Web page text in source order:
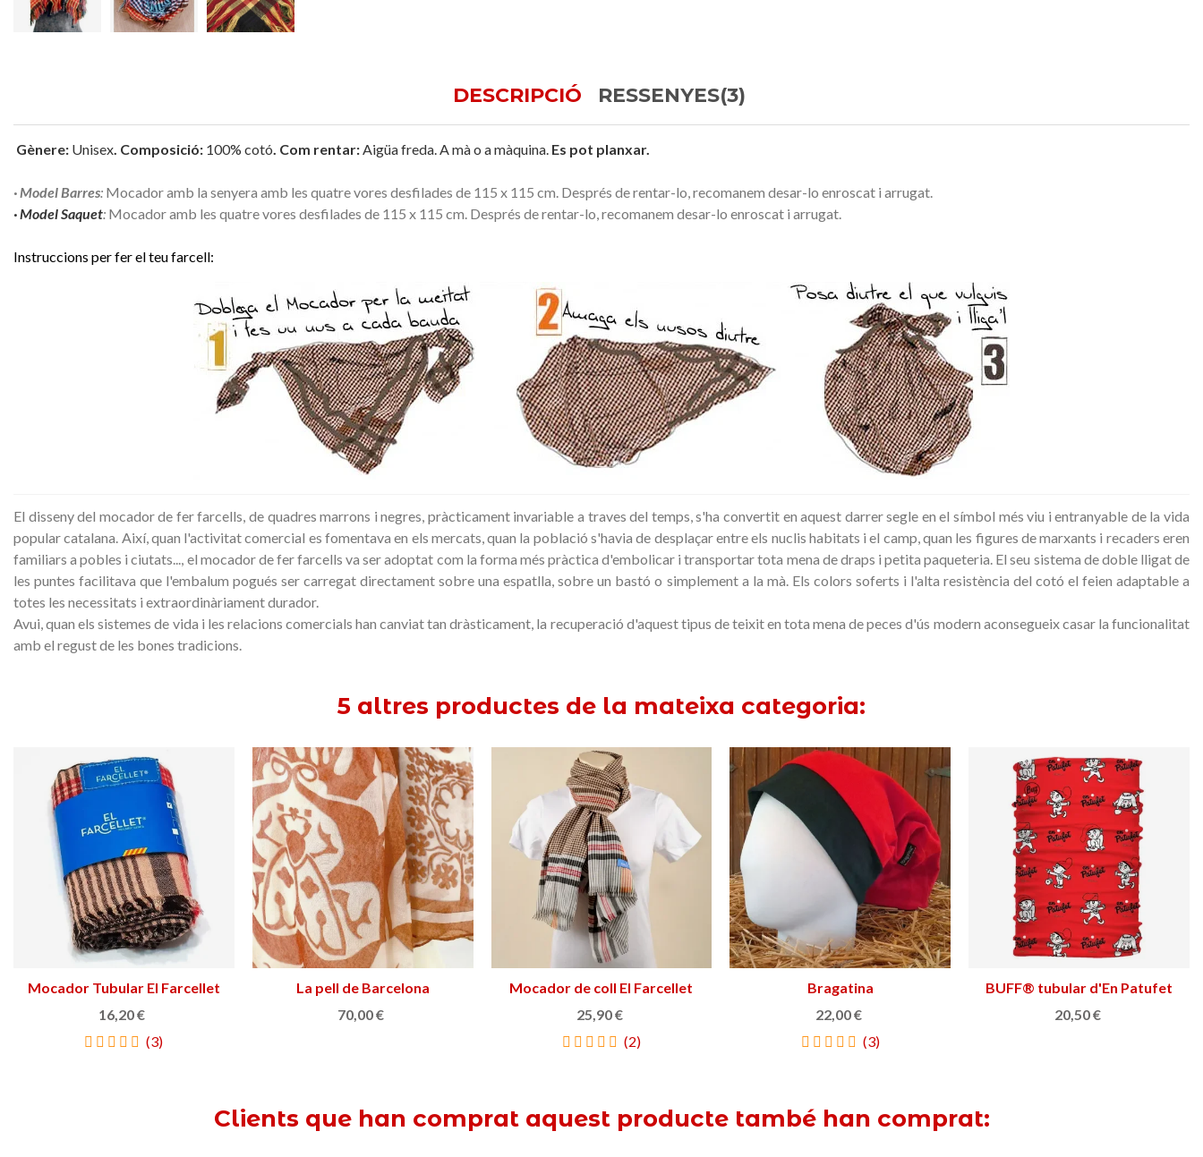
DESCRIPCIÓ RESSENYES(3)
Gènere: Unisex. Composició: 100% cotó. Com rentar:Aigüa freda. A mà o a màquina. Es pot planxar.
· Model Barres: Mocador amb la senyera amb les quatre vores desfilades de 115 x 115 cm. Després de rentar-lo, recomanem desar-lo enroscat i arrugat.
· Model Saquet: Mocador amb les quatre vores desfilades de 115 x 115 cm. Després de rentar-lo, recomanem desar-lo enroscat i arrugat.
Instruccions per fer el teu farcell:
El disseny del mocador de fer farcells, de quadres marrons i negres, pràcticament invariable a traves del temps, s'ha convertit en aquest darrer segle en el símbol més viu i entranyable de la vida
popular catalana. Així, quan l'activitat comercial es fomentava en els mercats, quan la població s'havia de desplaçar entre els nuclis habitats i el camp, quan les figures de marxants i recaders eren
familiars a pobles i ciutats..., el mocador de fer farcells va ser adoptat com la forma més pràctica d'embolicar i transportar tota mena de draps i petita paqueteria. El seu sistema de doble lligat de
les puntes facilitava que l'embalum pogués ser carregat directament sobre una espatlla, sobre un bastó o simplement a la mà. Els colors soferts i l'alta resistència del cotó el feien adaptable a
totes les necessitats i extraordinàriament durador.
Avui, quan els sistemes de vida i les relacions comercials han canviat tan dràsticament, la recuperació d'aquest tipus de teixit en tota mena de peces d'ús modern aconsegueix casar la funcionalitat
amb el regust de les bones tradicions.
5 altres productes de la mateixa categoria:
Triar opció
Mocador Tubular El Farcellet
16,20 €
(3)
Triar opció
La pell de Barcelona
70,00 €
Triar opció
Mocador de coll El Farcellet
25,90 €
(2)
Triar opció
Bragatina
22,00 €
(3)
Triar opció
BUFF® tubular d'En Patufet
20,50 €
Clients que han comprat aquest producte també han comprat: